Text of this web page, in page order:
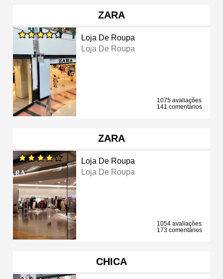
ZARA
Loja De Roupa
Loja De Roupa
1075 avaliações
141 comentários
ZARA
Loja De Roupa
Loja De Roupa
1054 avaliações
173 comentários
CHICA